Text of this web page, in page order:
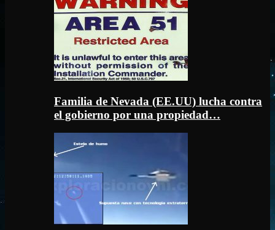
Familia de Nevada (EE.UU) lucha contra
el gobierno por una propiedad…